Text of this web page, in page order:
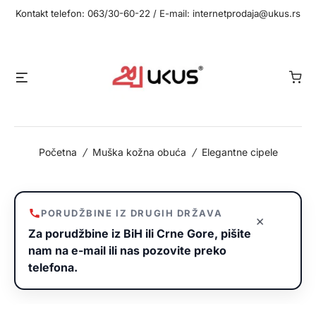
Kontakt telefon: 063/30-60-22 / E-mail: internetprodaja@ukus.rs
Početna / Muška kožna obuća / Elegantne cipele
×
PORUDŽBINE IZ DRUGIH DRŽAVA
Za porudžbine iz BiH ili Crne Gore, pišite
nam na e-mail ili nas pozovite preko
telefona.